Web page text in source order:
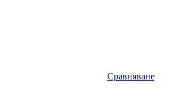
Сравняване